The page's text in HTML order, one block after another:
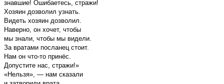
знавшие! Ошибаетесь, стражи!
Хозяин дозволил узнать.
Видеть хозяин дозволил.
Наверно, он хочет, чтобы
мы знали, чтобы мы видели.
За вратами посланец стоит.
Нам он что-то принёс.
Допустите нас, стражи!»
«Нельзя», — нам сказали